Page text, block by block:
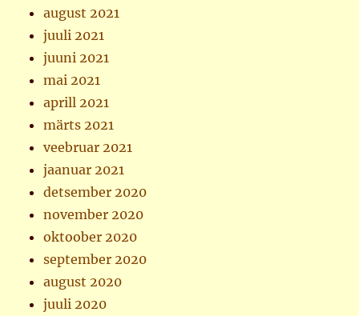
august 2021
juuli 2021
juuni 2021
mai 2021
aprill 2021
märts 2021
veebruar 2021
jaanuar 2021
detsember 2020
november 2020
oktoober 2020
september 2020
august 2020
juuli 2020